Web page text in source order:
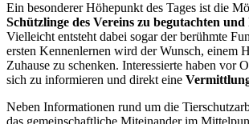
Ein besonderer Höhepunkt des Tages ist die
Schützlinge des Vereins zu begutachten
Vielleicht entsteht dabei sogar der berühmte
ersten Kennenlernen wird der Wunsch, einem
Zuhause zu schenken. Interessierte haben vor
sich zu informieren und direkt eine
Neben Informationen rund um die